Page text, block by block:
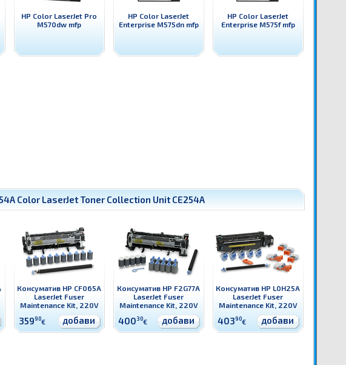
HP Color LaserJet Pro
M570dw mfp
HP Color LaserJet
Enterprise M575dn mfp
HP Color LaserJet
Enterprise M575f mfp
Color LaserJet Toner Collection Unit CE254A
Консуматив HP CF065A
LaserJet Fuser
Maintenance Kit, 220V
35990€ добави
Консуматив HP F2G77A
LaserJet Fuser
Maintenance Kit, 220V
40030€ добави
Консуматив HP L0H25A
LaserJet Fuser
Maintenance Kit, 220V
40390€ добави